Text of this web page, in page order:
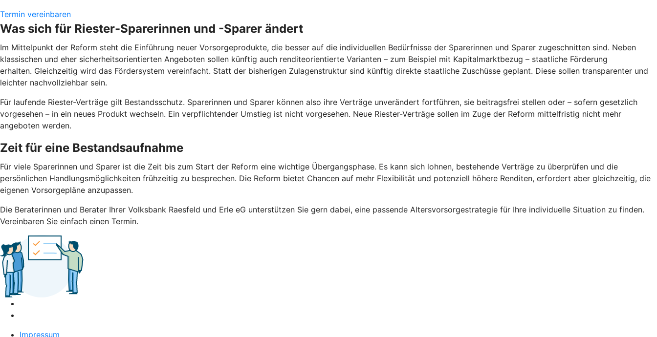
Termin vereinbaren
Was sich für Riester-Sparerinnen und -Sparer ändert
Im Mittelpunkt der Reform steht die Einführung neuer Vorsorgeprodukte, die besser auf die individuellen Bedürfnisse der Sparerinnen und Sparer zugeschnitten sind. Neben
klassischen und eher sicherheitsorientierten Angeboten sollen künftig auch renditeorientierte Varianten – zum Beispiel mit Kapitalmarktbezug – staatliche Förderung
erhalten. Gleichzeitig wird das Fördersystem vereinfacht. Statt der bisherigen Zulagenstruktur sind künftig direkte staatliche Zuschüsse geplant. Diese sollen transparenter und
leichter nachvollziehbar sein.
Für laufende Riester-Verträge gilt Bestandsschutz. Sparerinnen und Sparer können also ihre Verträge unverändert fortführen, sie beitragsfrei stellen oder – sofern gesetzlich
vorgesehen – in ein neues Produkt wechseln. Ein verpflichtender Umstieg ist nicht vorgesehen. Neue Riester-Verträge sollen im Zuge der Reform mittelfristig nicht mehr
angeboten werden.
Zeit für eine Bestandsaufnahme
Für viele Sparerinnen und Sparer ist die Zeit bis zum Start der Reform eine wichtige Übergangsphase. Es kann sich lohnen, bestehende Verträge zu überprüfen und die
persönlichen Handlungsmöglichkeiten frühzeitig zu besprechen. Die Reform bietet Chancen auf mehr Flexibilität und potenziell höhere Renditen, erfordert aber gleichzeitig, die
eigenen Vorsorgepläne anzupassen.
Die Beraterinnen und Berater Ihrer Volksbank Raesfeld und Erle eG unterstützen Sie gern dabei, eine passende Altersvorsorgestrategie für Ihre individuelle Situation zu finden.
Vereinbaren Sie einfach einen Termin.
Impressum